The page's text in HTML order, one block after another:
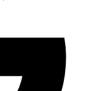
и плесени 0,5л с
2250 мл, 110 шт/уп